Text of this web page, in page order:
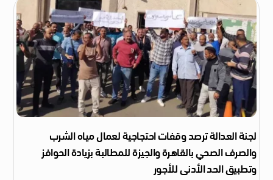
لجنة العدالة ترصد وقفات احتجاجية لعمال مياه الشرب
والصرف الصحي بالقاهرة والجيزة للمطالبة بزيادة الحوافز
وتطبيق الحد الأدنى للأجور